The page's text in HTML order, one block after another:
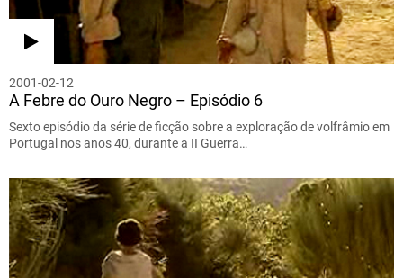
2001-02-12
A Febre do Ouro Negro – Episódio 6
Sexto episódio da série de ficção sobre a exploração de volfrâmio em
Portugal nos anos 40, durante a II Guerra…